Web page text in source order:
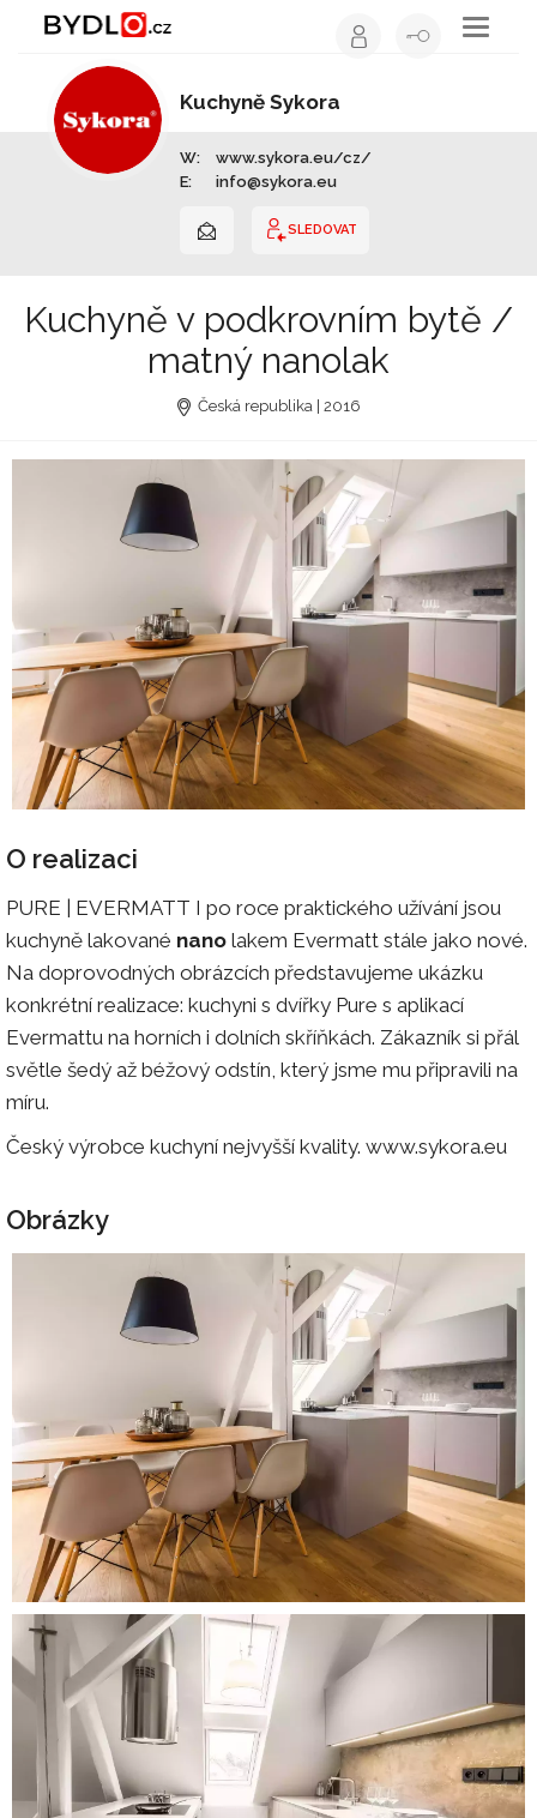
Toggle
Kuchyně Sykora
W:
www.sykora.eu/cz/
E:
info@sykora.eu
SLEDOVAT
Kuchyně v podkrovním bytě /
matný nanolak
Česká republika | 2016
O realizaci
PURE | EVERMATT I po roce praktického užívání jsou
kuchyně lakované nano lakem Evermatt stále jako nové.
Na doprovodných obrázcích představujeme ukázku
konkrétní realizace: kuchyni s dvířky Pure s aplikací
Evermattu na horních i dolních skříňkách. Zákazník si přál
světle šedý až béžový odstín, který jsme mu připravili na
míru.
Český výrobce kuchyní nejvyšší kvality. www.sykora.eu
Obrázky